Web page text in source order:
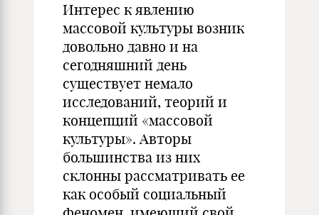
Интерес к явлению
массовой культуры возник
довольно давно и на
сегодняшний день
существует немало
исследований, теорий и
концепций «массовой
культуры». Авторы
большинства из них
склонны рассматривать ее
как особый социальный